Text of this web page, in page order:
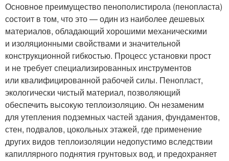
Основное преимущество пенополистирола (пенопласта)
состоит в том, что это — один из наиболее дешевых
материалов, обладающий хорошими механическими
и изоляционными свойствами и значительной
конструкционной гибкостью. Процесс установки прост
и не требует специализированных инструментов
или квалифицированной рабочей силы. Пенопласт,
экологически чистый материал, позволяющий
обеспечить высокую теплоизоляцию. Он незаменим
для утепления подземных частей здания, фундаментов,
стен, подвалов, цокольных этажей, где применение
других видов теплоизоляции недопустимо вследствии
капиллярного поднятия грунтовых вод, и предохраняет